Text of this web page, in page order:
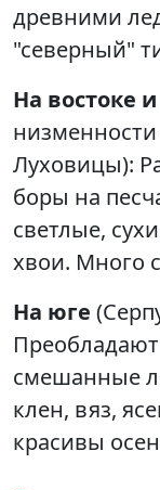
древними
"северный"
На востоке
Луховицы):
боры на
светлые,
хвои. Много
На юге
смешанные
клен, вяз,
красивы